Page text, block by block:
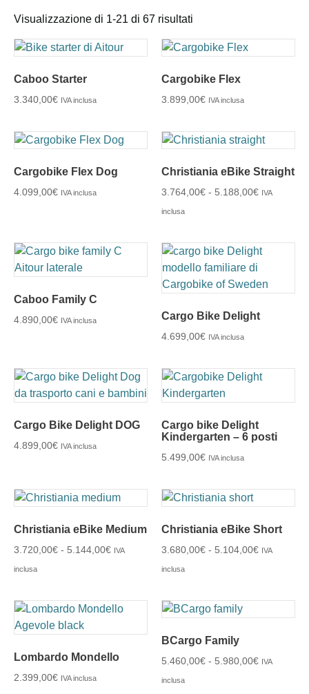
Visualizzazione di 1-21 di 67 risultati
Caboo Starter
3.340,00€ IVA inclusa
Cargobike Flex
3.899,00€ IVA inclusa
Cargobike Flex Dog
4.099,00€ IVA inclusa
Christiania eBike Straight
3.764,00€ - 5.188,00€ IVA
inclusa
Caboo Family C
4.890,00€ IVA inclusa Cargo Bike Delight
4.699,00€ IVA inclusa
Cargo Bike Delight DOG
4.899,00€ IVA inclusa
Cargo bike Delight
Kindergarten – 6 posti
5.499,00€ IVA inclusa
Christiania eBike Medium
3.720,00€ - 5.144,00€ IVA
inclusa
Christiania eBike Short
3.680,00€ - 5.104,00€ IVA
inclusa
Lombardo Mondello
2.399,00€ IVA inclusa
BCargo Family
5.460,00€ - 5.980,00€ IVA
inclusa